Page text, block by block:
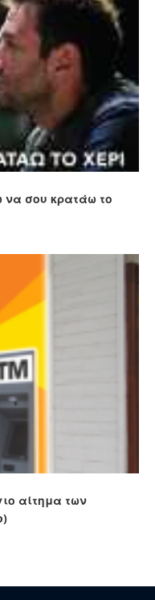
σου κρατάω το
αίτημα των